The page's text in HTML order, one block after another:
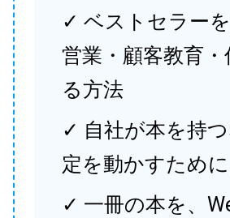
✓ ベストセラー
営業・顧客教育
る方法
✓ 自社が本を持
定を動かすため
✓ 一冊の本を、